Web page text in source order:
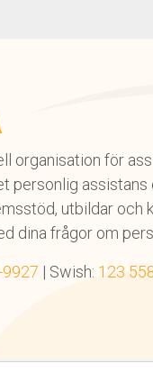
organisation för
personlig
utbildar och
dina frågor om
| Swish: 123